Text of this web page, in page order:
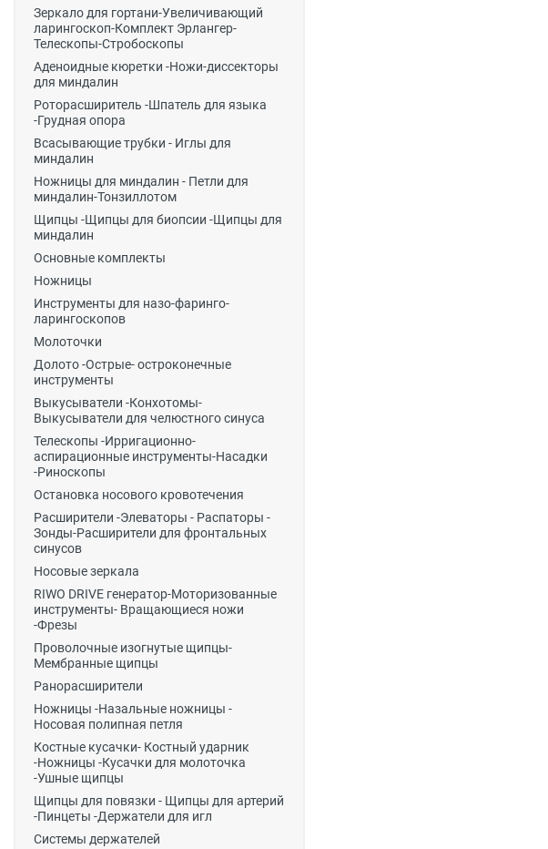
Зеркало для гортани-Увеличивающий
ларингоскоп-Комплект Эрлангер-
Телескопы-Стробоскопы
Аденоидные кюретки -Ножи-диссекторы
для миндалин
Роторасширитель -Шпатель для языка
-Грудная опора
Всасывающие трубки - Иглы для
миндалин
Ножницы для миндалин - Петли для
миндалин-Тонзиллотом
Щипцы -Щипцы для биопсии -Щипцы для
миндалин
Основные комплекты
Ножницы
Инструменты для назо-фаринго-
ларингоскопов
Молоточки
Долото -Острые- остроконечные
инструменты
Выкусыватели -Конхотомы-
Выкусыватели для челюстного синуса
Телескопы -Ирригационно-
аспирационные инструменты-Насадки
-Риноскопы
Остановка носового кровотечения
Расширители -Элеваторы - Распаторы -
Зонды-Расширители для фронтальных
синусов
Носовые зеркала
RIWO DRIVE генератор-Моторизованные
инструменты- Вращающиеся ножи
-Фрезы
Проволочные изогнутые щипцы-
Мембранные щипцы
Ранорасширители
Ножницы -Назальные ножницы -
Носовая полипная петля
Костные кусачки- Костный ударник
-Ножницы -Кусачки для молоточка
-Ушные щипцы
Щипцы для повязки - Щипцы для артерий
-Пинцеты -Держатели для игл
Системы держателей